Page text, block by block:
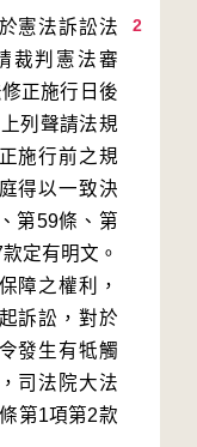
2
憲法訴訟法
裁判憲法審
正施行日後
列聲請法規
施行前之規
得以一致決
第59條、第
定有明文。
障之權利，
訴訟，對於
發生有牴觸
司法院大法
第1項第2款